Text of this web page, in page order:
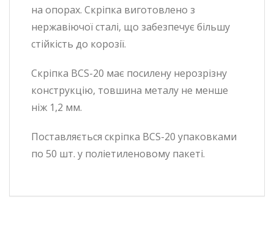
на опорах. Скріпка виготовлено ​​з
нержавіючої сталі, що забезпечує більшу
стійкість до корозії.
Скріпка BCS-20 має посилену нерозрізну
конструкцію, товшина металу не менше
ніж 1,2 мм.
Поставляється скріпка BCS-20 упаковками
по 50 шт. у поліетиленовому пакеті.